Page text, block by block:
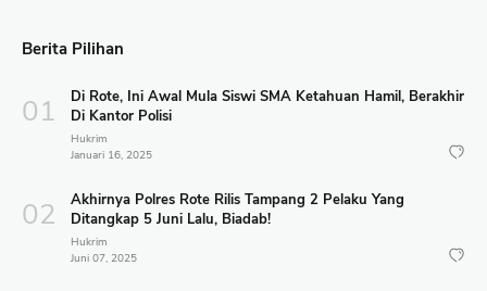
Berita Pilihan
Di Rote, Ini Awal Mula Siswi SMA Ketahuan Hamil, Berakhir
Di Kantor Polisi
Hukrim
Januari 16, 2025
Akhirnya Polres Rote Rilis Tampang 2 Pelaku Yang
Ditangkap 5 Juni Lalu, Biadab!
Hukrim
Juni 07, 2025